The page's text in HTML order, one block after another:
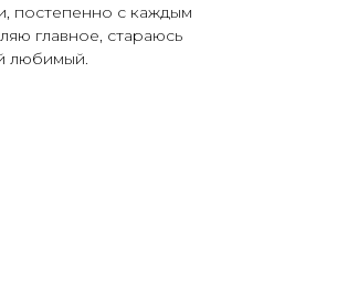
постепенно с каждым
главное, стараюсь
любимый.